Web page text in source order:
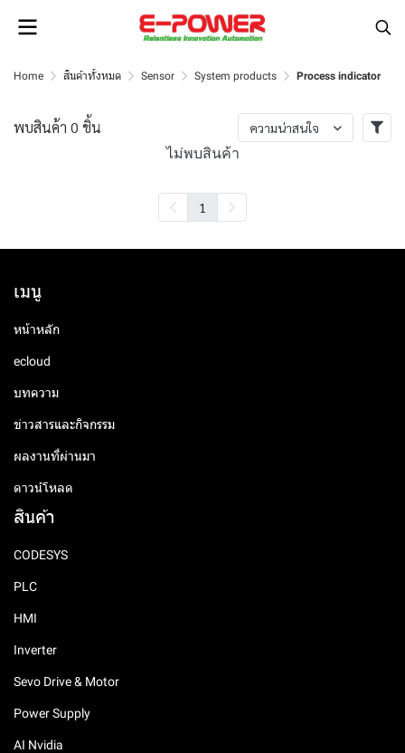
Home สินค้าทั้งหมด Sensor System products Process indicator
พบสินค้า 0 ชิ้น ความน่าสนใจ
ไม่พบสินค้า
1
เมนู
หน้าหลัก
ecloud
บทความ
ข่าวสารและกิจกรรม
ผลงานที่ผ่านมา
ดาวน์โหลด
สินค้า
CODESYS
PLC
HMI
Inverter
Sevo Drive & Motor
Power Supply
AI Nvidia